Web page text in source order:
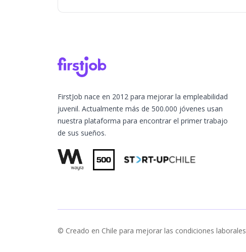
FirstJob nace en 2012 para mejorar la empleabilidad
juvenil. Actualmente más de 500.000 jóvenes usan
nuestra plataforma para encontrar el primer trabajo
de sus sueños.
© Creado en Chile para mejorar las condiciones